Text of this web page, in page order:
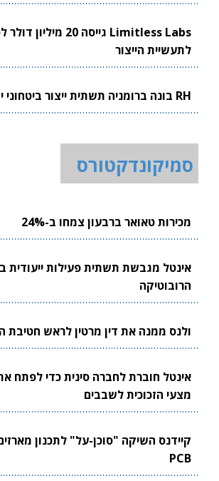
לתעשיית הייצור
RH בונה ברומניה תשתית ייצור ביטחוני ישראלית
סמיקונדקטורס
מכירות טאואר ברבעון צמחו ב-24%
אינטל מגבשת תשתית פעילות ייעודית
הרובוטיקה
ולנס ממנה את דין מרטין לראש חטיבת
אינטל חוברת לחברה סינית כדי לפתח
מצעי הזכוכית לשבבים
קיידנס השיקה "סוכן-על" לתכנון
PCB